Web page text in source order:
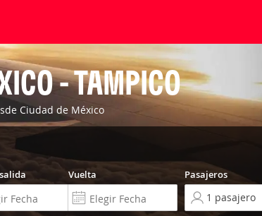
- TAMPICO
Ciudad de México
Vuelta Pasajeros